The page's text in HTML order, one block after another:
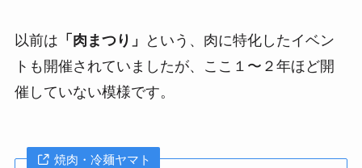
以前は 「肉まつり」
という、肉に特化したイベン
トも開催されていましたが、ここ１〜２年ほど開
催していない模様です。
焼肉・冷麺ヤマト